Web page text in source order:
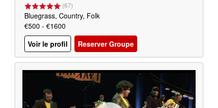
(67)
Bluegrass, Country, Folk
€500 - €1600
Voir le profil
Reserver Groupe